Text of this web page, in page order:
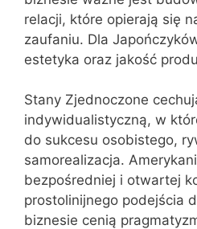
relacji, które opierają się
zaufaniu. Dla
estetyka oraz jakość
Stany Zjednoczone
indywidualistyczną, w
do sukcesu osobistego,
samorealizacja.
bezpośredniej i otwartej
prostolinijnego podejścia
biznesie cenią